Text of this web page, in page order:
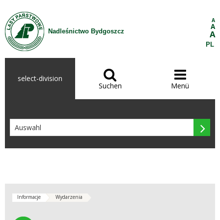
Zum Inhalt wechseln
Nadleśnictwo Bydgoszcz
A
A
A
PL
select-division 
Suchen

Menü

Informacje Wydarzenia